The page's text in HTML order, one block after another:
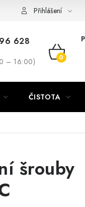
Přihlášení
628
– 16:00)
ČISTOTA
šrouby